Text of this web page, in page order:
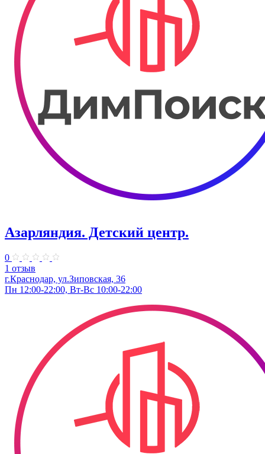
Азарляндия. ​Детский центр.
0
1 отзыв
г.Краснодар, ул.Зиповская, 36
Пн 12:00-22:00, Вт-Вс 10:00-22:00